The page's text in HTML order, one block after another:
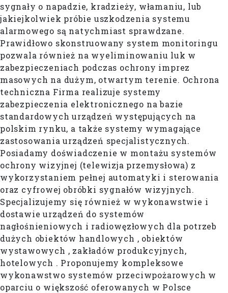
sygnały o napadzie, kradzieży, włamaniu, lub
jakiejkolwiek próbie uszkodzenia systemu
alarmowego są natychmiast sprawdzane.
Prawidłowo skonstruowany system monitoringu
pozwala również na wyeliminowaniu luk w
zabezpieczeniach podczas ochrony imprez
masowych na dużym, otwartym terenie. Ochrona
techniczna Firma realizuje systemy
zabezpieczenia elektronicznego na bazie
standardowych urządzeń występujących na
polskim rynku, a także systemy wymagające
zastosowania urządzeń specjalistycznych.
Posiadamy doświadczenie w montażu systemów
ochrony wizyjnej (telewizja przemysłowa) z
wykorzystaniem pełnej automatyki i sterowania
oraz cyfrowej obróbki sygnałów wizyjnych.
Specjalizujemy się również w wykonawstwie i
dostawie urządzeń do systemów
nagłośnieniowych i radiowęzłowych dla potrzeb
dużych obiektów handlowych , obiektów
wystawowych , zakładów produkcyjnych,
hotelowych . Proponujemy kompleksowe
wykonawstwo systemów przeciwpożarowych w
oparciu o większość oferowanych w Polsce